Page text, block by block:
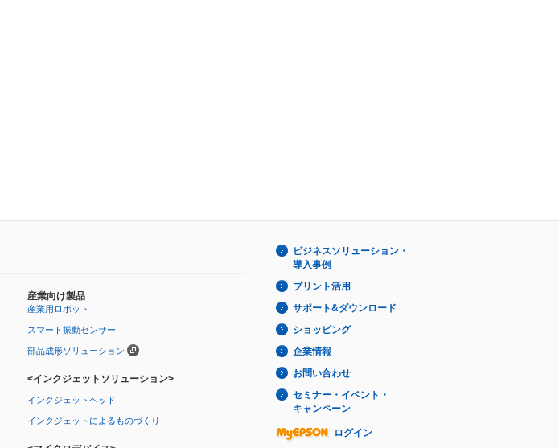
産業向け製品
産業用ロボット
スマート振動センサー
部品成形ソリューション
<インクジェットソリューション>
インクジェットヘッド
インクジェットによるものづくり
ビジネスソリューション・
導入事例
プリント活用
サポート&ダウンロード
ショッピング
企業情報
お問い合わせ
セミナー・イベント・
キャンペーン
ログイン